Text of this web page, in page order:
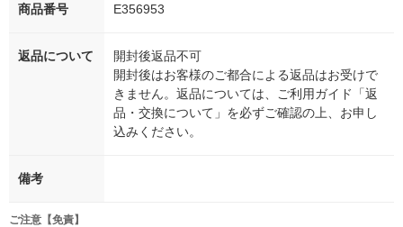
商品番号 E356953
返品について
開封後返品不可
開封後はお客様のご都合による返品はお受けで
きません。返品については、ご利用ガイド「返
品・交換について」を必ずご確認の上、お申し
込みください。
備考
ご注意【免責】